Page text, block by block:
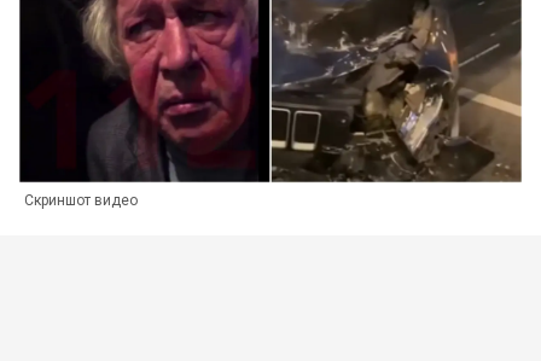
Скриншот видео